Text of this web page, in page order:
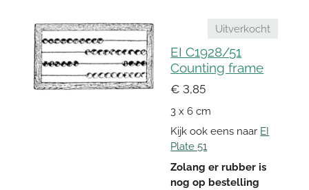
Uitverkocht
EI C1928/51
Counting frame
€ 3,85
3 x 6 cm
Kijk ook eens naar EI
Plate 51
Zolang er rubber is
nog op bestelling